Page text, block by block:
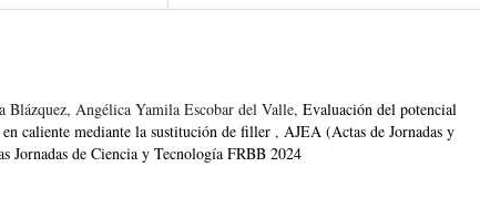
Angélica Yamila Escobar del Valle, Evaluación del potencial
caliente mediante la sustitución de filler , AJEA (Actas de Jornadas y
de Ciencia y Tecnología FRBB 2024